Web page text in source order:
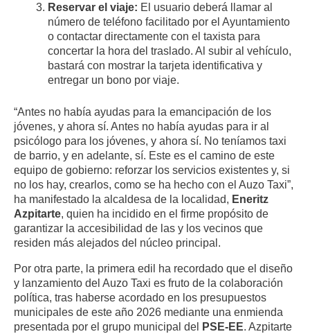
Reservar el viaje: El usuario deberá llamar al
número de teléfono facilitado por el Ayuntamiento
o contactar directamente con el taxista para
concertar la hora del traslado. Al subir al vehículo,
bastará con mostrar la tarjeta identificativa y
entregar un bono por viaje.
“Antes no había ayudas para la emancipación de los
jóvenes, y ahora sí. Antes no había ayudas para ir al
psicólogo para los jóvenes, y ahora sí. No teníamos taxi
de barrio, y en adelante, sí. Este es el camino de este
equipo de gobierno: reforzar los servicios existentes y, si
no los hay, crearlos, como se ha hecho con el Auzo Taxi”,
ha manifestado la alcaldesa de la localidad, Eneritz
Azpitarte, quien ha incidido en el firme propósito de
garantizar la accesibilidad de las y los vecinos que
residen más alejados del núcleo principal.
Por otra parte, la primera edil ha recordado que el diseño
y lanzamiento del Auzo Taxi es fruto de la colaboración
política, tras haberse acordado en los presupuestos
municipales de este año 2026 mediante una enmienda
presentada por el grupo municipal del PSE-EE. Azpitarte